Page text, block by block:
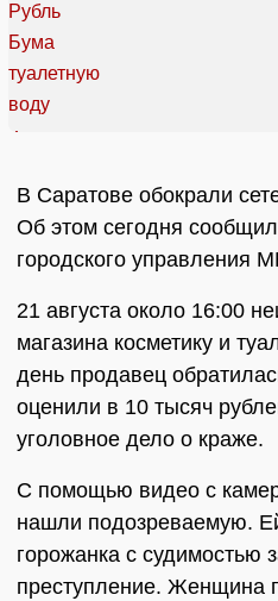
В Саратове обокрали
Об этом сегодня
городского управления
21 августа около 16:00
магазина косметику и
день продавец
оценили в 10 тысяч
уголовное дело о краже.
С помощью видео с
нашли подозреваемую.
горожанка с судимостью
преступление. Женщина